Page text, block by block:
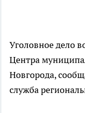
Уголовное дело
Центра
Новгорода,
служба